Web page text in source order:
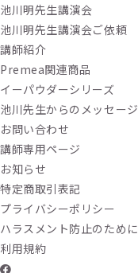
池川明先生講演会
池川明先生講演会ご依頼
講師紹介
Premea関連商品
イーパウダーシリーズ
池川先生からのメッセージ
お問い合わせ
講師専用ページ
お知らせ
特定商取引表記
プライバシーポリシー
ハラスメント防止のために
利用規約